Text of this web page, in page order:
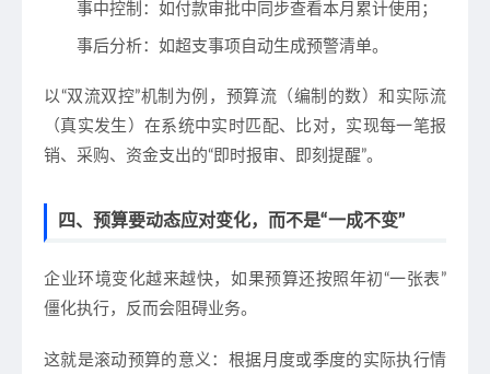
事中控制 ：如付款审批中同步查看本月累计使用；
事后分析：如超支事项自动生成预警清单。
以“双流双控”机制为例，预算流（编制的数）和实际流
（真实发生）在系统中实时匹配、比对， 实现每一笔报
销、采购、资金支出的“即时报审、即刻提醒”。
四、预算要动态应对变化，而不是“一成不变”
企业环境变化越来越快，如果预算还按照年初“一张表”
僵化执行，反而会阻碍业务。
这就是滚动预算的意义：根据月度或季度的实际执行情